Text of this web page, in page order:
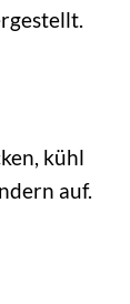
kühl
auf.